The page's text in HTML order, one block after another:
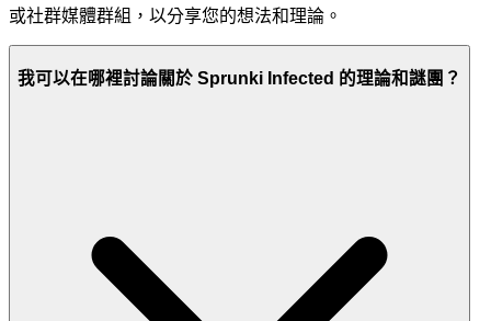
或社群媒體群組，以分享您的想法和理論。
我可以在哪裡討論關於 Sprunki Infected 的理論和謎團？